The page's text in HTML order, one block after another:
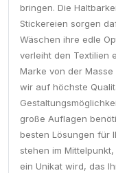
bringen. Die
Stickereien sorgen
Wäschen ihre edle
verleiht den Textilien
Marke von der Masse
wir auf höchste
große Auflagen
besten Lösungen für
stehen im
ein Unikat wird, das